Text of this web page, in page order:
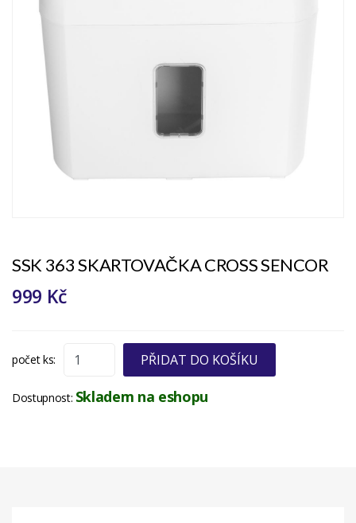
SSK 363 SKARTOVAČKA CROSS SENCOR
999 Kč
počet ks: PŘIDAT DO KOŠÍKU
Dostupnost: Skladem na eshopu